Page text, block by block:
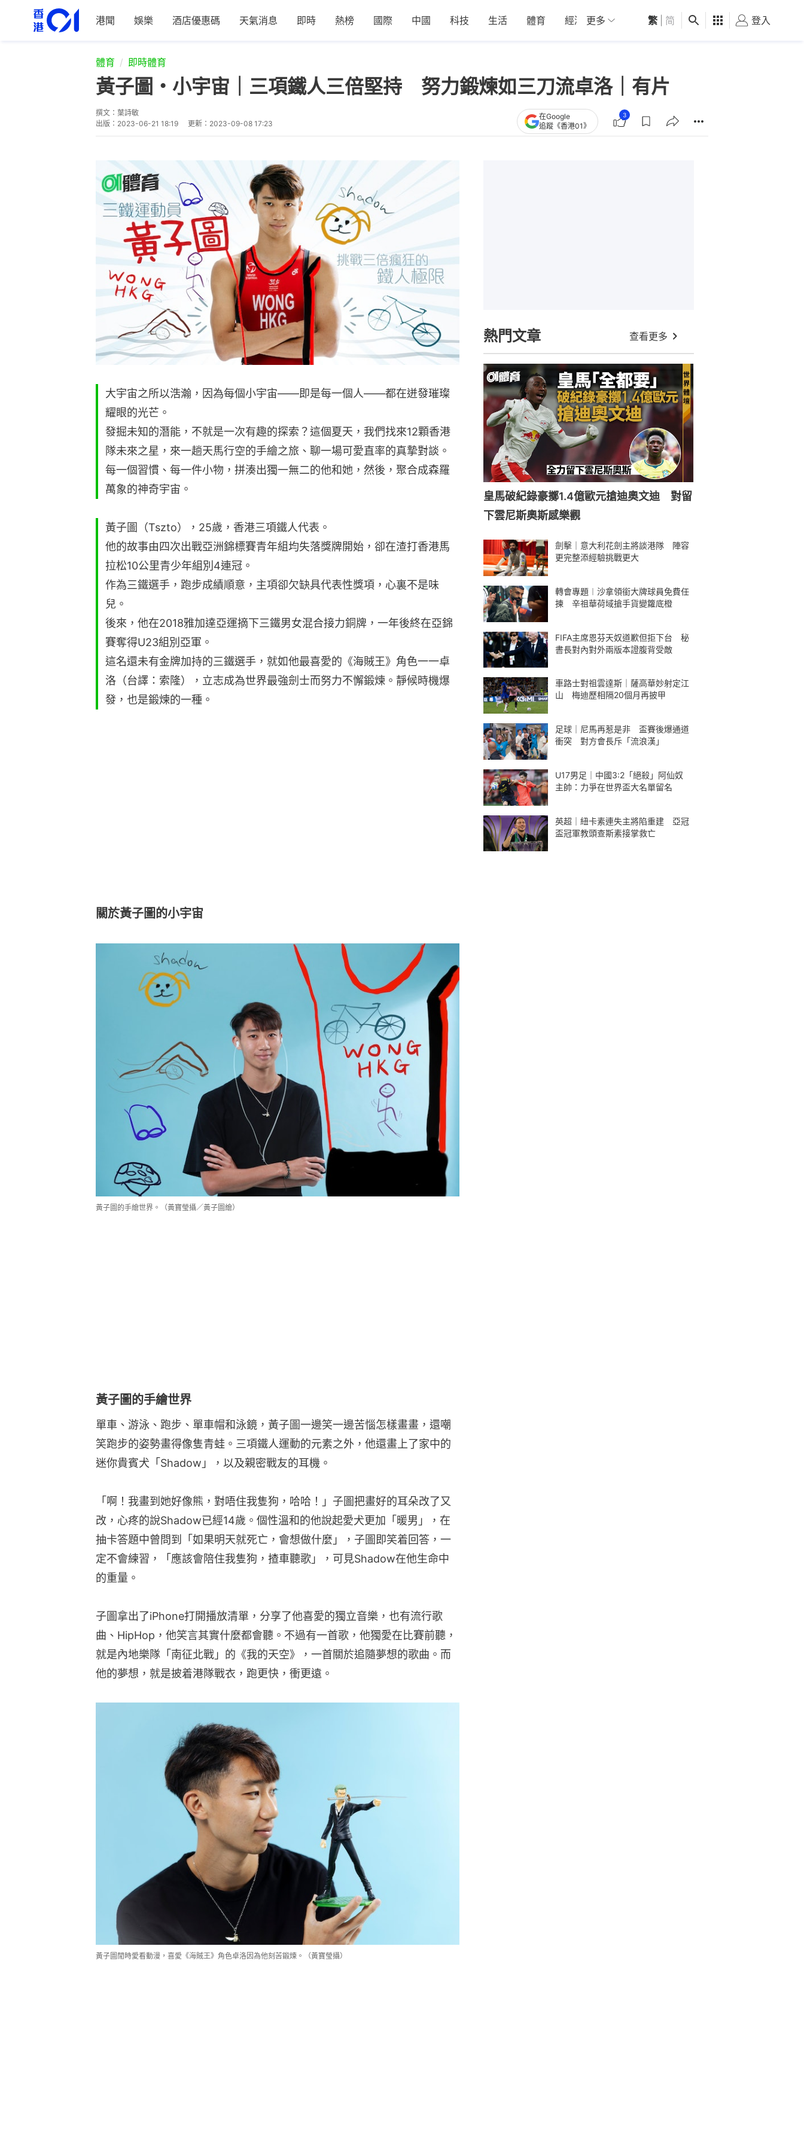
港聞 娛樂 酒店優惠碼 天氣消息 即時 熱榜 國際 中國 科技 生活 體育 經濟 01深圳 觀點 健康 好食玩飛
更多 繁 简 登入
體育 即時體育
黃子圖・小宇宙｜三項鐵人三倍堅持 努力鍛煉如三刀流卓洛｜有片
撰文： 葉詩敏
出版： 2023-06-21 18:19 更新： 2023-09-08 17:23
在Google
追蹤《香港01》
3
大宇宙之所以浩瀚，因為每個小宇宙——即是每一個人——都在迸發璀璨
耀眼的光芒。
發掘未知的潛能，不就是一次有趣的探索？這個夏天，我們找來12顆香港
隊未來之星，來一趟天馬行空的手繪之旅、聊一場可愛直率的真摯對談。
每一個習慣、每一件小物，拼湊出獨一無二的他和她，然後，聚合成森羅
萬象的神奇宇宙。
黃子圖（Tszto），25歲，香港三項鐵人代表。
他的故事由四次出戰亞洲錦標賽青年組均失落獎牌開始，卻在渣打香港馬
拉松10公里青少年組別4連冠。
作為三鐵選手，跑步成績順意，主項卻欠缺具代表性獎項，心裏不是味
兒。
後來，他在2018雅加達亞運摘下三鐵男女混合接力銅牌，一年後終在亞錦
賽奪得U23組別亞軍。
這名還未有金牌加持的三鐵選手，就如他最喜愛的《海賊王》角色一一卓
洛（台譯：索隆），立志成為世界最強劍士而努力不懈鍛煉。靜候時機爆
發，也是鍛煉的一種。
關於黃子圖的小宇宙
黃子圖的手繪世界。（黃寶瑩攝／黃子圖繪）
黃子圖的手繪世界
單車、游泳、跑步、單車帽和泳鏡，黃子圖一邊笑一邊苦惱怎樣畫畫，還嘲
笑跑步的姿勢畫得像隻青蛙。三項鐵人運動的元素之外，他還畫上了家中的
迷你貴賓犬「Shadow」，以及親密戰友的耳機。
「啊！我畫到她好像熊，對唔住我隻狗，哈哈！」子圖把畫好的耳朵改了又
改，心疼的說Shadow已經14歲。個性溫和的他說起愛犬更加「暖男」，在
抽卡答題中曾問到「如果明天就死亡，會想做什麼」，子圖即笑着回答，一
定不會練習，「應該會陪住我隻狗，揸車聽歌」，可見Shadow在他生命中
的重量。
子圖拿出了iPhone打開播放清單，分享了他喜愛的獨立音樂，也有流行歌
曲、HipHop，他笑言其實什麼都會聽。不過有一首歌，他獨愛在比賽前聽，
就是內地樂隊「南征北戰」的《我的天空》，一首關於追隨夢想的歌曲。而
他的夢想，就是披着港隊戰衣，跑更快，衝更遠。
黃子圖閒時愛看動漫，喜愛《海賊王》角色卓洛因為他刻苦鍛煉。（黃寶瑩攝）
熱門文章 查看更多
皇馬破紀錄豪擲1.4億歐元搶迪奧文迪 對留
下雲尼斯奧斯感樂觀
劍擊｜意大利花劍主將談港隊 陣容
更完整添經驗挑戰更大
轉會專題︱沙拿領銜大牌球員免費任
揀 辛祖華荷域搶手貨變籮底橙
FIFA主席恩芬天奴道歉但拒下台 秘
書長對內對外兩版本證腹背受敵
車路士對祖雲達斯｜薩高華妙射定江
山 梅迪歷相隔20個月再披甲
足球｜尼馬再惹是非 盃賽後爆通道
衝突 對方會長斥「流浪漢」
U17男足｜中國3:2「絕殺」阿仙奴
主帥：力爭在世界盃大名單留名
英超｜紐卡素連失主將陷重建 亞冠
盃冠軍教頭查斯素接掌救亡